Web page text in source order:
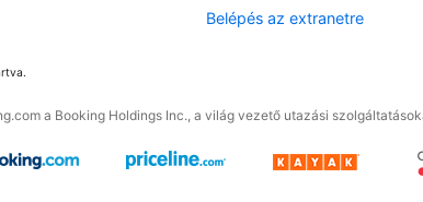
Belépés az extranetre
a Booking Holdings Inc., a világ vezető utazási